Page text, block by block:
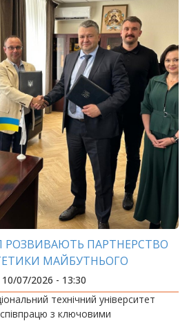
РОЗВИВАЮТЬ ПАРТНЕРСТВО
МАЙБУТНЬОГО
07/2026 - 13:30
технічний університет
з ключовими